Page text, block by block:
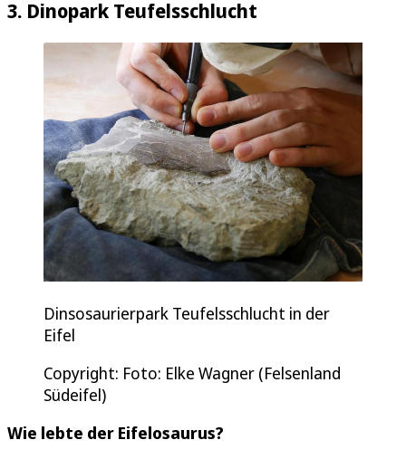
3. Dinopark Teufelsschlucht
Dinsosaurierpark Teufelsschlucht in der
Eifel
Copyright: Foto: Elke Wagner (Felsenland
Südeifel)
Wie lebte der Eifelosaurus?